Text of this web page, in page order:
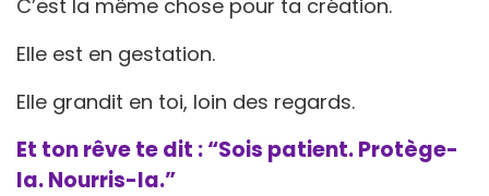
C’est la même chose pour ta création.
Elle est en gestation.
Elle grandit en toi, loin des regards.
Et ton rêve te dit : “Sois patient. Protège-
la. Nourris-la.”